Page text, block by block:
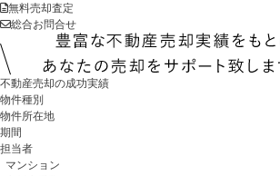
無料売却査定
総合お問合せ
不動産売却の成功実績
物件種別
物件所在地
期間
担当者